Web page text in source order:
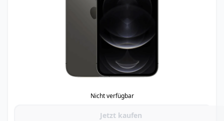
Nicht verfügbar
Jetzt kaufen